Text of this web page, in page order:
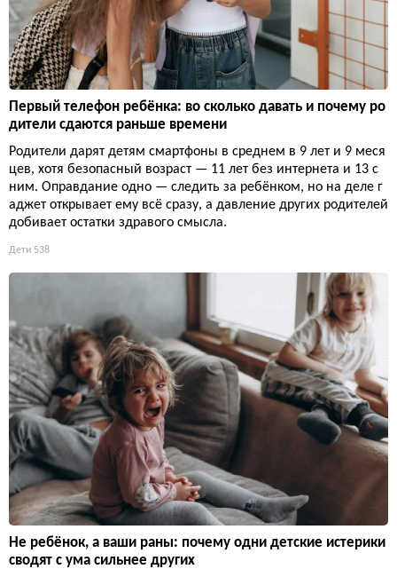
Первый телефон ребёнка: во сколько давать и почему ро
дители сдаются раньше времени
Родители дарят детям смартфоны в среднем в 9 лет и 9 меся
цев, хотя безопасный возраст — 11 лет без интернета и 13 с
ним. Оправдание одно — следить за ребёнком, но на деле г
аджет открывает ему всё сразу, а давление других родителей
добивает остатки здравого смысла.
Дети 538
Не ребёнок, а ваши раны: почему одни детские истерики
сводят с ума сильнее других